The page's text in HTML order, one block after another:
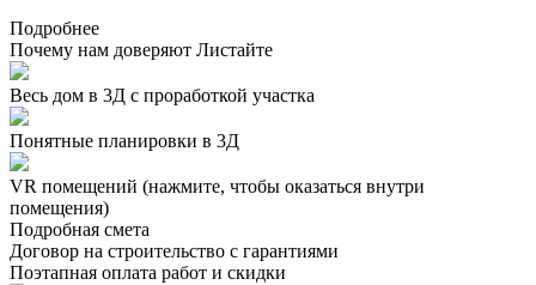
Подробнее
Почему нам доверяют Листайте
Весь дом в 3Д с проработкой участка
Понятные планировки в 3Д
VR помещений (нажмите, чтобы оказаться внутри
помещения)
Подробная смета
Договор на строительство с гарантиями
Поэтапная оплата работ и скидки